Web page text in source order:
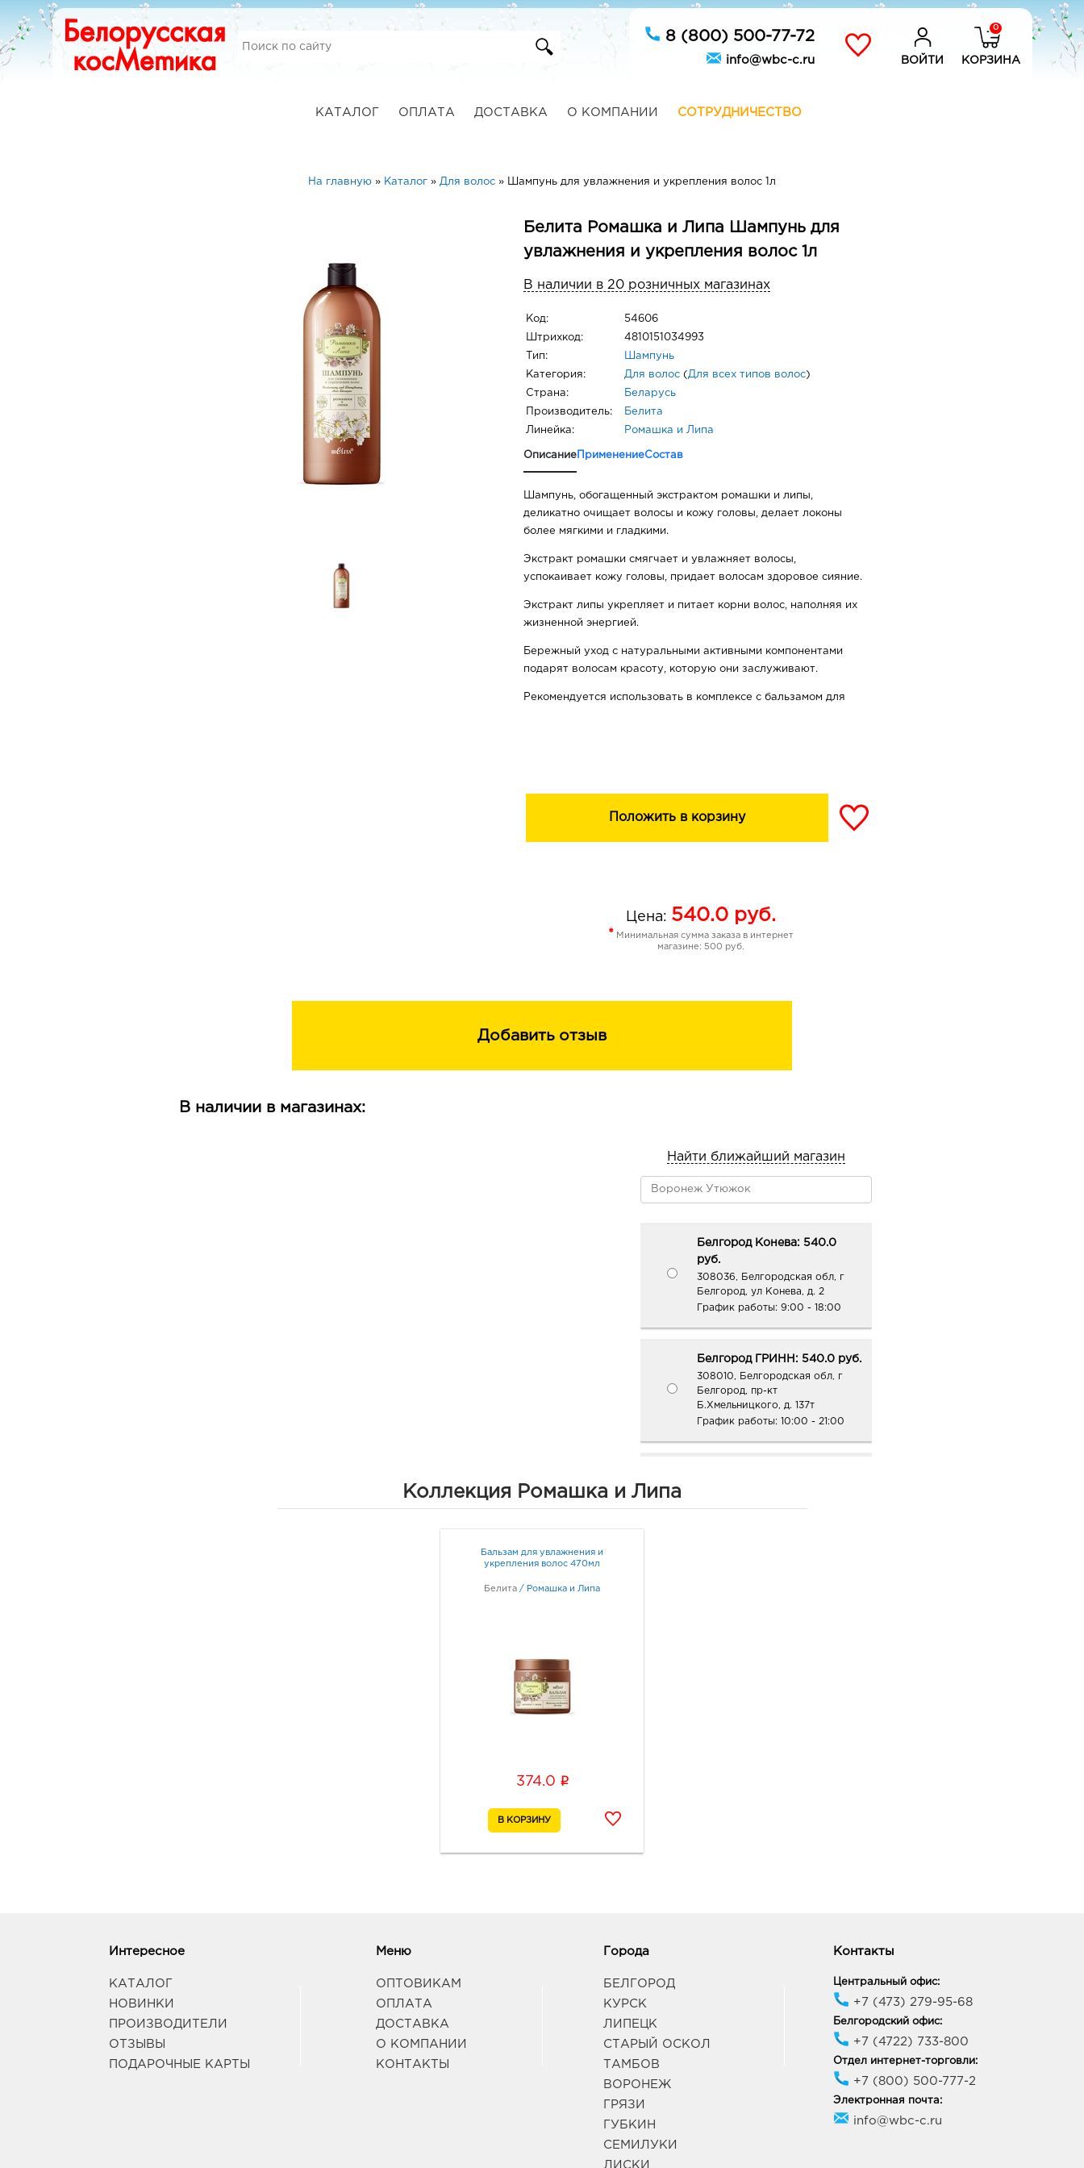
8 (800) 500-77-72
info@wbc-c.ru ВОЙТИ
0
КОРЗИНА
КАТАЛОГ ОПЛАТА ДОСТАВКА О КОМПАНИИ СОТРУДНИЧЕСТВО
На главную » Каталог » Для волос » Шампунь для увлажнения и укрепления волос 1л
Белита Ромашка и Липа Шампунь для
увлажнения и укрепления волос 1л
В наличии в 20 розничных магазинах
Код: 54606
Штрихкод: 4810151034993
Тип: Шампунь
Категория: Для волос ( Для всех типов волос)
Страна: Беларусь
Производитель: Белита
Линейка: Ромашка и Липа
Описание ПрименениеСостав
Шампунь, обогащенный экстрактом ромашки и липы,
деликатно очищает волосы и кожу головы, делает локоны
более мягкими и гладкими.
Экстракт ромашки смягчает и увлажняет волосы,
успокаивает кожу головы, придает волосам здоровое сияние.
Экстракт липы укрепляет и питает корни волос, наполняя их
жизненной энергией.
Бережный уход с натуральными активными компонентами
подарят волосам красоту, которую они заслуживают.
Рекомендуется использовать в комплексе с бальзамом для
Положить в корзину
Цена: 540.0 руб.
* Минимальная сумма заказа в интернет
магазине: 500 руб.
Добавить отзыв
В наличии в магазинах:
Найти ближайший магазин
Белгород Конева: 540.0
руб.
308036, Белгородская обл, г
Белгород, ул Конева, д. 2
График работы: 9:00 - 18:00
Белгород ГРИНН: 540.0 руб.
308010, Белгородская обл, г
Белгород, пр-кт
Б.Хмельницкого, д. 137т
График работы: 10:00 - 21:00
Елец, ш Московское, стр. 3А
Курск МегаГРИНН: 540.0
305029, Курская обл, г Курск,
Коллекция Ромашка и Липа
Бальзам для увлажнения и
укрепления волос 470мл
Белита / Ромашка и Липа
374.0 i
Интересное
КАТАЛОГ
НОВИНКИ
ПРОИЗВОДИТЕЛИ
ОТЗЫВЫ
ПОДАРОЧНЫЕ КАРТЫ
Меню
ОПТОВИКАМ
ОПЛАТА
ДОСТАВКА
О КОМПАНИИ
КОНТАКТЫ
Города
БЕЛГОРОД
КУРСК
ЛИПЕЦК
СТАРЫЙ ОСКОЛ
ТАМБОВ
ВОРОНЕЖ
ГРЯЗИ
ГУБКИН
СЕМИЛУКИ
ЛИСКИ
Контакты
Центральный офис:
+7 (473) 279-95-68
Белгородский офис:
+7 (4722) 733-800
Отдел интернет-торговли:
+7 (800) 500-777-2
Электронная почта:
info@wbc-c.ru